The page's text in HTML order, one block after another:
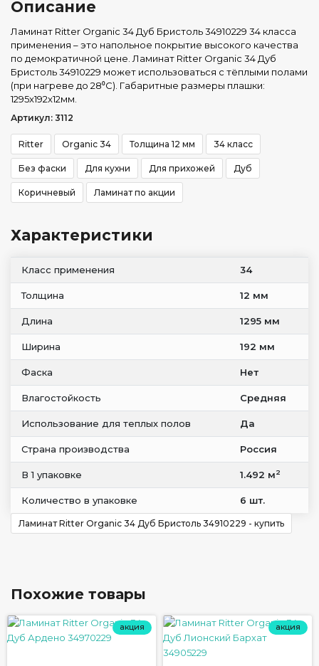
Описание
Ламинат Ritter Organic 34 Дуб Бристоль 34910229 34 класса
применения – это напольное покрытие высокого качества
по демократичной цене. Ламинат Ritter Organic 34 Дуб
Бристоль 34910229 может использоваться с тёплыми полами
(при нагреве до 28⁰С). Габаритные размеры плашки:
1295x192x12мм.
Артикул: 3112
Ritter Organic 34 Толщина 12 мм 34 класс
Без фаски Для кухни Для прихожей Дуб
Коричневый Ламинат по акции
Характеристики
Класс применения 34
Толщина 12 мм
Длина 1295 мм
Ширина 192 мм
Фаска Нет
Влагостойкость Средняя
Использование для теплых полов Да
Страна производства Россия
В 1 упаковке 1.492 м2
Количество в упаковке 6 шт.
Ламинат Ritter Organic 34 Дуб Бристоль 34910229 - купить
Похожие товары
акция акция